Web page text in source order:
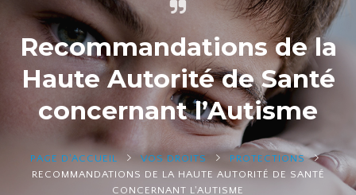
Recommandations de la
Haute Autorité de Santé
concernant l’Autisme
PAGE D'ACCUEIL VOS DROITS
PROTECTIONS
RECOMMANDATIONS DE LA HAUTE AUTORITÉ DE SANTÉ
CONCERNANT L'AUTISME